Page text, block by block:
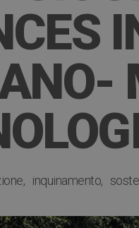
inquinamento